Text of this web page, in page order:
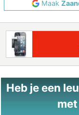
Maak
Heb je een